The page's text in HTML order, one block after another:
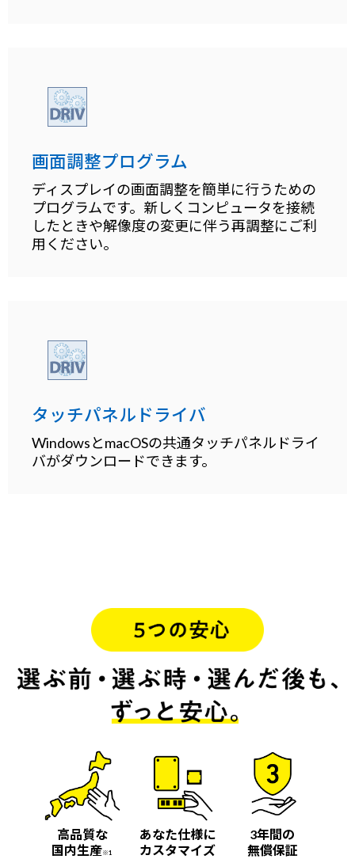
画面調整プログラム
ディスプレイの画面調整を簡単に行うための
プログラムです。新しくコンピュータを接続
したときや解像度の変更に伴う再調整にご利
用ください。
タッチパネルドライバ
WindowsとmacOSの共通タッチパネルドライ
バがダウンロードできます。
高品質な
国内生産※1
あなた仕様に
カスタマイズ
3年間の
無償保証